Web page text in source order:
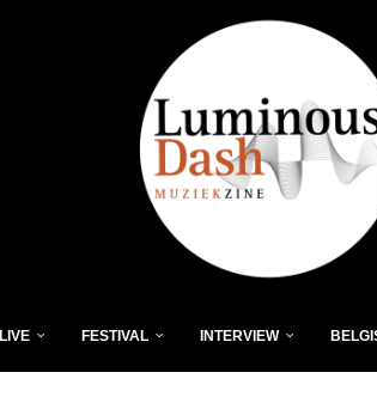
LIVE FESTIVAL INTERVIEW